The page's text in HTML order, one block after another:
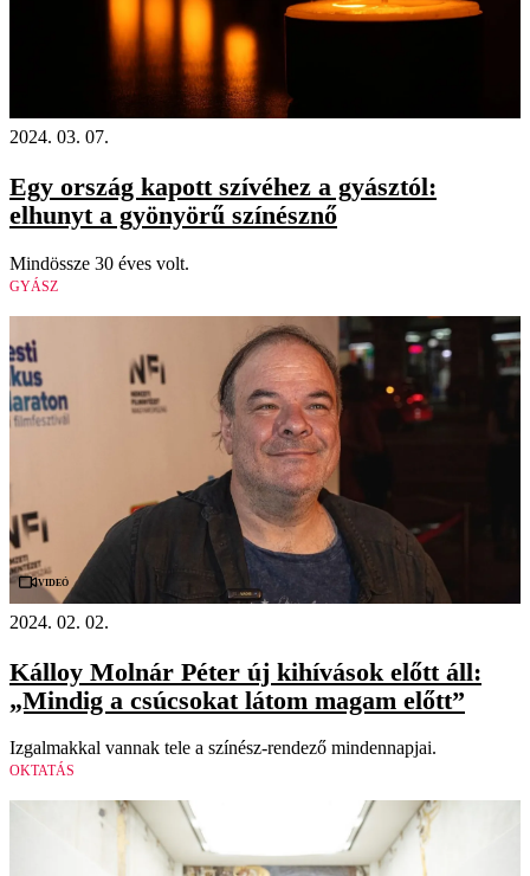
2024. 03. 07.
Egy ország kapott szívéhez a gyásztól:
elhunyt a gyönyörű színésznő
Mindössze 30 éves volt.
GYÁSZ
Videó
2024. 02. 02.
Kálloy Molnár Péter új kihívások előtt áll:
„Mindig a csúcsokat látom magam előtt”
Izgalmakkal vannak tele a színész-rendező mindennapjai.
OKTATÁS